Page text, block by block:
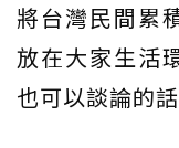
將台灣民間累
放在大家生活
也可以談論的話